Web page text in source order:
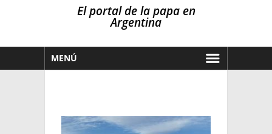
El portal de la papa en
Argentina
MENÚ
NOTICIAS